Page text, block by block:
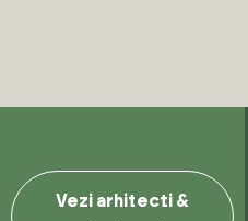
Vezi arhitecti &